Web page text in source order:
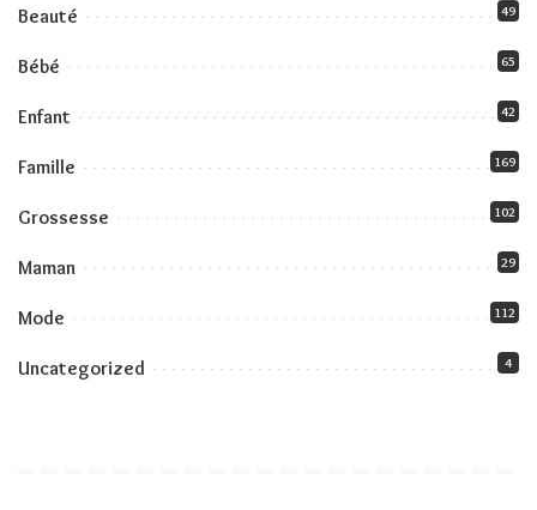
Beauté 49
Bébé 65
Enfant 42
Famille 169
Grossesse 102
Maman 29
Mode 112
Uncategorized 4